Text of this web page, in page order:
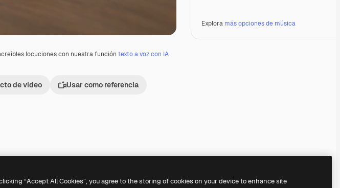
locuciones con nuestra función texto a voz con IA
de vídeo Usar como referencia
Explora más opciones de música
“Accept All Cookies”, you agree to the storing of cookies on your device to enhance site